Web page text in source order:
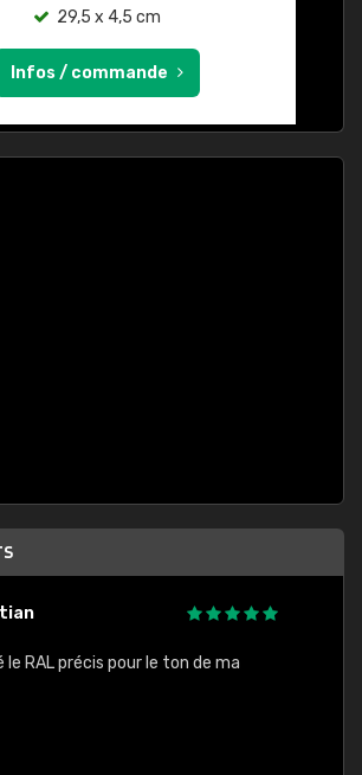
29,5 x 4,5 cm
Infos / commande
RAL précis pour le ton de ma